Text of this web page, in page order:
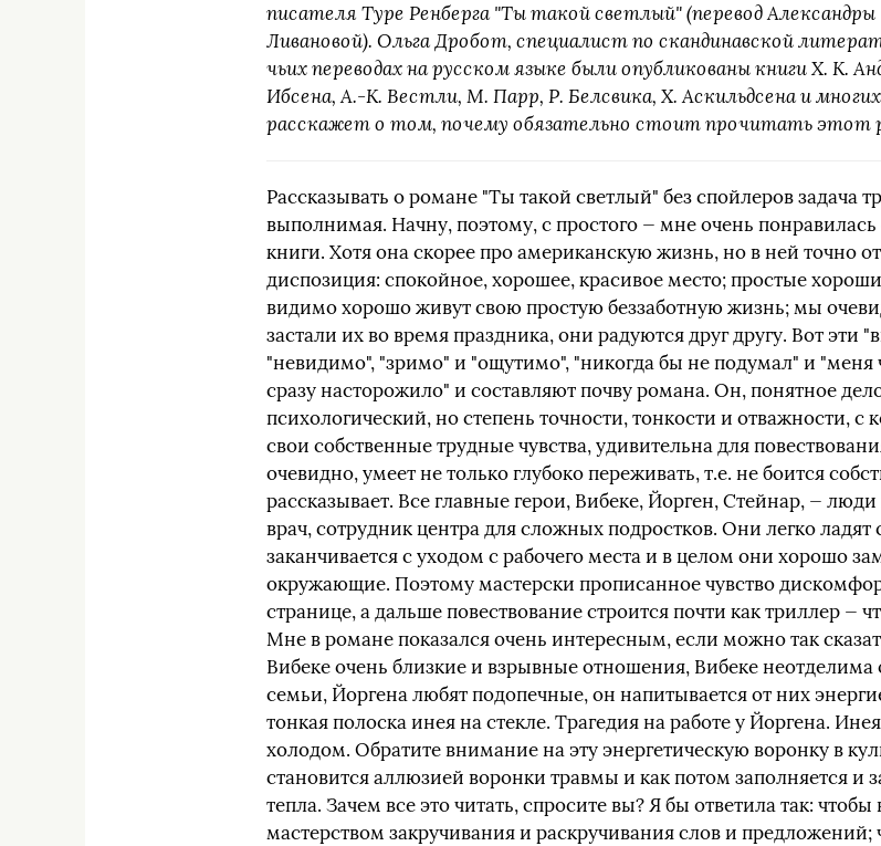
писателя Туре Ренберга "Ты такой светлый" (перевод Александры
Ливановой). Ольга Дробот, специалист по скандинавской
чьих переводах на русском языке были опубликованы книги Х. К.
Ибсена, А.-К. Вестли, М. Парр, Р. Белсвика, Х. Аскильдсена и многих
расскажет о том, почему обязательно стоит прочитать этот
Рассказывать о романе "Ты такой светлый" без спойлеров задача
выполнимая. Начну, поэтому, с простого — мне очень
книги. Хотя она скорее про американскую жизнь, но в ней точно
диспозиция: спокойное, хорошее, красивое место; простые
видимо хорошо живут свою простую беззаботную жизнь; мы
застали их во время праздника, они радуются друг другу. Вот эти
"невидимо", "зримо" и "ощутимо", "никогда бы не подумал" и "меня
сразу насторожило" и составляют почву романа. Он, понятное
психологический, но степень точности, тонкости и отважности, с
свои собственные трудные чувства, удивительна для
очевидно, умеет не только глубоко переживать, т.е. не боится
рассказывает. Все главные герои, Вибеке, Йорген, Стейнар, —
врач, сотрудник центра для сложных подростков. Они легко
заканчивается с уходом с рабочего места и в целом они хорошо
окружающие. Поэтому мастерски прописанное чувство
странице, а дальше повествование строится почти как триллер —
Мне в романе показался очень интересным, если можно так
Вибеке очень близкие и взрывные отношения, Вибеке
семьи, Йоргена любят подопечные, он напитывается от них
тонкая полоска инея на стекле. Трагедия на работе у Йоргена.
холодом. Обратите внимание на эту энергетическую воронку в
становится аллюзией воронки травмы и как потом заполняется и
тепла. Зачем все это читать, спросите вы? Я бы ответила так:
мастерством закручивания и раскручивания слов и предложений;